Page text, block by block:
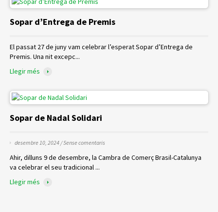
Sopar d’Entrega de Premis
El passat 27 de juny vam celebrar l’esperat Sopar d’Entrega de
Premis. Una nit excepc...
Llegir més
Sopar de Nadal Solidari
desembre 10, 2024 /Sense comentaris
Ahir, dilluns 9 de desembre, la Cambra de Comerç Brasil-Catalunya
va celebrar el seu tradicional ...
Llegir més